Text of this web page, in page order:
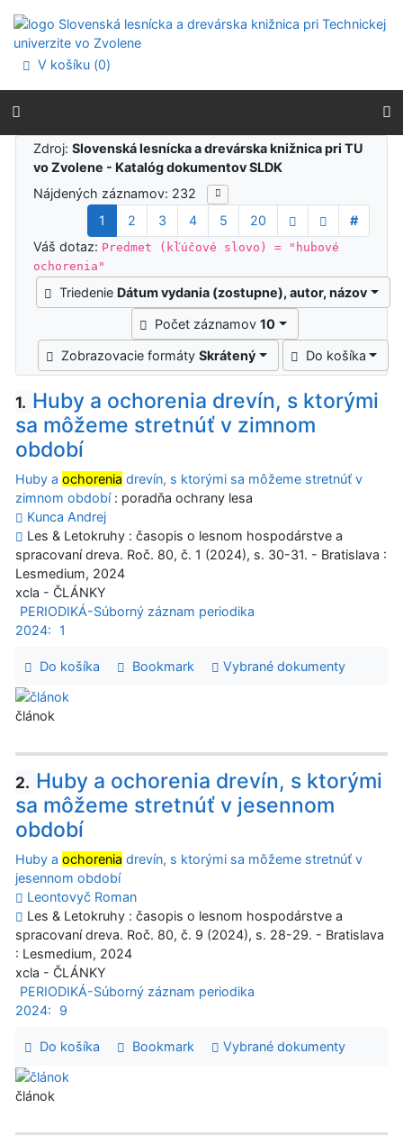
Prejsť na menu
Prehlásenie o webovej prístupnosti
V košíku (0)
Výsledky vyhľadávania
Zdroj:Slovenská lesnícka a drevárska knižnica pri TU
vo Zvolene - Katalóg dokumentov SLDK
Nájdených záznamov: 232
1
2 3 4 5 20
#
Váš dotaz: Predmet (kľúčové slovo) = "hubové
ochorenia"
Triedenie Dátum vydania (zostupne), autor, názov
Počet záznamov10
Zobrazovacie formátySkrátený Do košíka
1. Huby a ochorenia drevín, s ktorými
sa môžeme stretnúť v zimnom
období
Huby a ochorenia drevín, s ktorými sa môžeme stretnúť v
zimnom období: poradňa ochrany lesa
Kunca Andrej
Les & Letokruhy : časopis o lesnom hospodárstve a
spracovaní dreva. Roč. 80, č. 1 (2024), s. 30-31. - Bratislava :
Lesmedium, 2024
xcla - ČLÁNKY
PERIODIKÁ-Súborný záznam periodika
2024:
1
Do košíka Bookmark Vybrané dokumenty
článok
2. Huby a ochorenia drevín, s ktorými
sa môžeme stretnúť v jesennom
období
Huby a ochorenia drevín, s ktorými sa môžeme stretnúť v
jesennom období
Leontovyč Roman
Les & Letokruhy : časopis o lesnom hospodárstve a
spracovaní dreva. Roč. 80, č. 9 (2024), s. 28-29. - Bratislava
: Lesmedium, 2024
xcla - ČLÁNKY
PERIODIKÁ-Súborný záznam periodika
2024:
9
Do košíka Bookmark Vybrané dokumenty
článok